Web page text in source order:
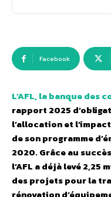
Facebook
L’AFL, la banque
rapport 2025
l’allocation et
de son programme
2020. Grâce au
l’AFL a déjà levé 2,25
des projets pour la